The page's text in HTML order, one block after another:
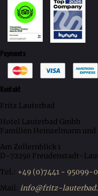
Payments
Kontakt
Fritz Lauterbad
Hotel Lauterbad Gmbh
Familien Heinzelmann
Am Zollernblick 1
D-72250 Freudenstadt-
Tel.: +49 (0)7441 - 95099-0
Mail: info@fritz-